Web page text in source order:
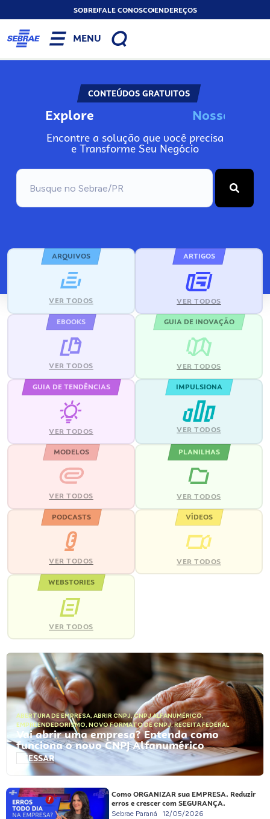
SOBREFALE CONOSCOENDEREÇOS
MENU
CONTEÚDOS GRATUITOS
Explore Nosso
Encontre a solução que você precisa
e Transforme Seu Negócio
ARQUIVOS
VER TODOS
ARTIGOS
VER TODOS
EBOOKS
VER TODOS
GUIA DE INOVAÇÃO
VER TODOS
GUIA DE TENDÊNCIAS
VER TODOS
IMPULSIONA
VER TODOS
MODELOS
VER TODOS
PLANILHAS
VER TODOS
PODCASTS
VER TODOS
VÍDEOS
VER TODOS
WEBSTORIES
VER TODOS
ABERTURA DE EMPRESA, ABRIR CNPJ,CNPJ ALFANUMÉRICO,
EMPREENDEDORISMO, NOVO FORMATO DE CNPJ,RECEITA FEDERAL
Vai abrir uma empresa? Entenda como
funciona o novo CNPJ Alfanumérico
ACESSAR
Como ORGANIZAR sua EMPRESA. Reduzir
erros e crescer com SEGURANÇA.
Sebrae Paraná 12/05/2026